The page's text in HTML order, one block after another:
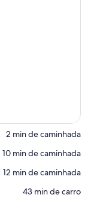
‪2 min de caminhada‬
‪10 min de caminhada‬
‪12 min de caminhada‬
‪43 min de carro‬